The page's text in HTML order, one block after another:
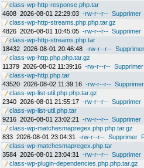
class-wp-http-response.php.tar
4608 2026-08-01 22:29:03 -rw-r--r-- Supprimer
class-wp-http-streams.php.php.tar.gz
4826 2026-08-01 10:45:05 -rw-r--r-- Supprimer
class-wp-http-streams.php.tar
18432 2026-08-01 20:46:48 -rw-r--r-- Supprimer
class-wp-http.php.php.tar.gz
11379 2026-08-02 11:39:16 -rw-r--r-- Supprimer
class-wp-http.php.tar
43520 2026-08-02 11:39:16 -rw-r--r-- Supprimer
class-wp-list-util.php.php.tar.gz
2340 2026-08-01 21:55:17 -rw-r--r-- Supprimer
class-wp-list-util.php.tar
9216 2026-08-01 23:02:21 -rw-r--r-- Supprimer
class-wp-matchesmapregex.php.php.tar.gz
833 2026-08-01 23:04:31 -rw-r--r-- Supprimer
class-wp-matchesmapregex.php.tar
3584 2026-08-01 23:04:31 -rw-r--r-- Supprimer
class-wp-plugin-dependencies.php.php.tar.gz